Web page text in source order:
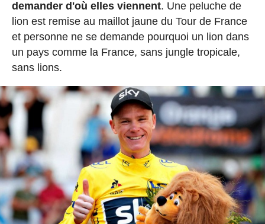
demander d'où elles viennent. Une peluche de
lion est remise au maillot jaune du Tour de France
et personne ne se demande pourquoi un lion dans
un pays comme la France, sans jungle tropicale,
sans lions.